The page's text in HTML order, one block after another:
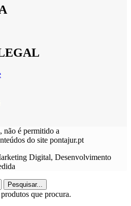
não é permitido a
do site pontajur.pt
Digital, Desenvolvimento
Pesquisar...
que procura.